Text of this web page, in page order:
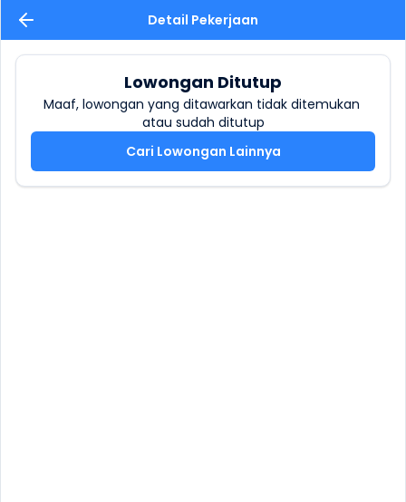
Detail Pekerjaan
Lowongan Ditutup
Maaf, lowongan yang ditawarkan tidak ditemukan
atau sudah ditutup
Cari Lowongan Lainnya